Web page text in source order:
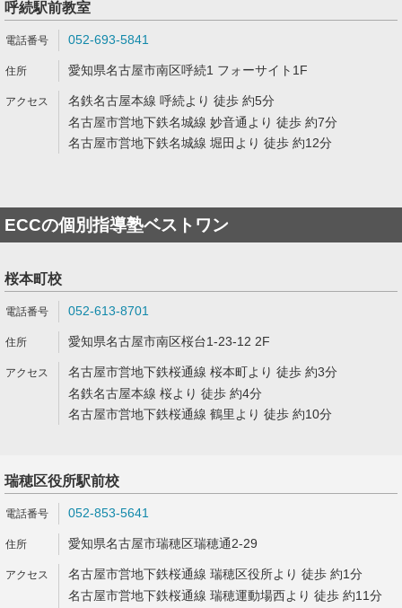
呼続駅前教室
052-693-5841
愛知県名古屋市南区呼続1 フォーサイト1F
名鉄名古屋本線 呼続より 徒歩 約5分
名古屋市営地下鉄名城線 妙音通より 徒歩 約7分
名古屋市営地下鉄名城線 堀田より 徒歩 約12分
ECCの個別指導塾ベストワン
桜本町校
052-613-8701
愛知県名古屋市南区桜台1-23-12 2F
名古屋市営地下鉄桜通線 桜本町より 徒歩 約3分
名鉄名古屋本線 桜より 徒歩 約4分
名古屋市営地下鉄桜通線 鶴里より 徒歩 約10分
瑞穂区役所駅前校
052-853-5641
愛知県名古屋市瑞穂区瑞穂通2-29
名古屋市営地下鉄桜通線 瑞穂区役所より 徒歩 約1分
名古屋市営地下鉄桜通線 瑞穂運動場西より 徒歩 約11分